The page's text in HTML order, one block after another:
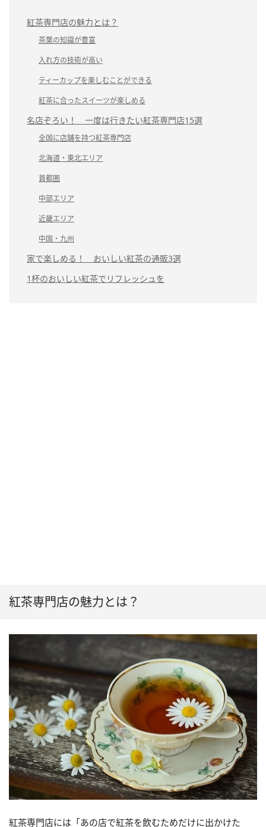
紅茶専門店の魅力とは？
茶葉の知識が豊富
入れ方の技術が高い
ティーカップを楽しむことができる
紅茶に合ったスイーツが楽しめる
名店ぞろい！ 一度は行きたい紅茶専門店15選
全国に店舗を持つ紅茶専門店
北海道・東北エリア
首都圏
中部エリア
近畿エリア
中国・九州
家で楽しめる！ おいしい紅茶の通販3選
1杯のおいしい紅茶でリフレッシュを
紅茶専門店の魅力とは？
紅茶専門店には「あの店で紅茶を飲むためだけに出かけた